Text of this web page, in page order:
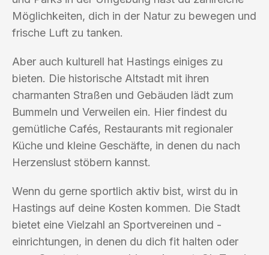
Möglichkeiten, dich in der Natur zu bewegen und
frische Luft zu tanken.
Aber auch kulturell hat Hastings einiges zu
bieten. Die historische Altstadt mit ihren
charmanten Straßen und Gebäuden lädt zum
Bummeln und Verweilen ein. Hier findest du
gemütliche Cafés, Restaurants mit regionaler
Küche und kleine Geschäfte, in denen du nach
Herzenslust stöbern kannst.
Wenn du gerne sportlich aktiv bist, wirst du in
Hastings auf deine Kosten kommen. Die Stadt
bietet eine Vielzahl an Sportvereinen und -
einrichtungen, in denen du dich fit halten oder